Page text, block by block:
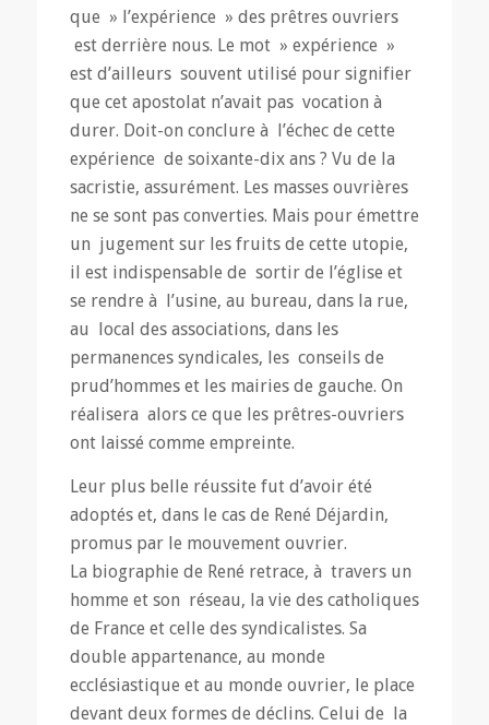
que » l’expérience » des prêtres ouvriers
est derrière nous. Le mot » expérience »
est d’ailleurs souvent utilisé pour signifier
que cet apostolat n’avait pas vocation à
durer. Doit-on conclure à l’échec de cette
expérience de soixante-dix ans ? Vu de la
sacristie, assurément. Les masses ouvrières
ne se sont pas converties. Mais pour émettre
un jugement sur les fruits de cette utopie,
il est indispensable de sortir de l’église et
se rendre à l’usine, au bureau, dans la rue,
au local des associations, dans les
permanences syndicales, les conseils de
prud’hommes et les mairies de gauche. On
réalisera alors ce que les prêtres-ouvriers
ont laissé comme empreinte.
Leur plus belle réussite fut d’avoir été
adoptés et, dans le cas de René Déjardin,
promus par le mouvement ouvrier.
La biographie de René retrace, à travers un
homme et son réseau, la vie des catholiques
de France et celle des syndicalistes. Sa
double appartenance, au monde
ecclésiastique et au monde ouvrier, le place
devant deux formes de déclins. Celui de la